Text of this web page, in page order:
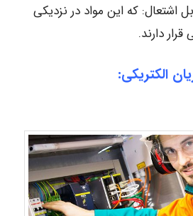
اشتعال: که این مواد در نزدیکی
دارند.
الکتریکی: